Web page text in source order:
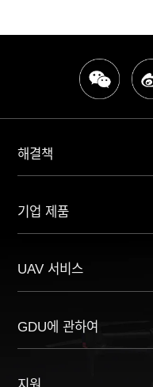
해결책
기업 제품
UAV 서비스
GDU에 관하여